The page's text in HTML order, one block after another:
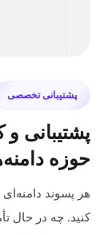
پشتیبانی تخصصی
حوزه